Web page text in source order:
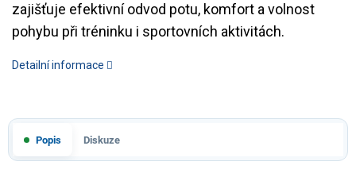
zajišťuje efektivní odvod potu, komfort a volnost
pohybu při tréninku i sportovních aktivitách.
Detailní informace
Popis Diskuze